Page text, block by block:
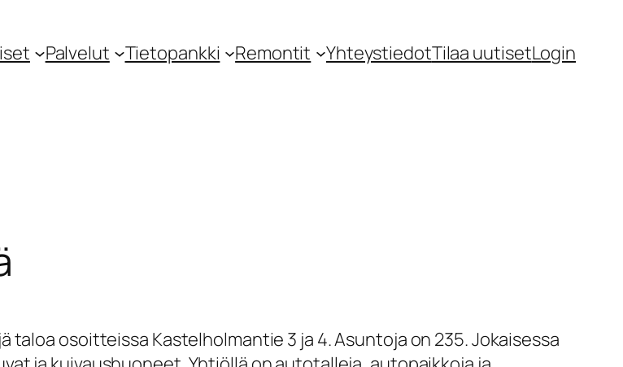
Palvelut Tietopankki Remontit YhteystiedotTilaa uutisetLogin
osoitteissa Kastelholmantie 3 ja 4. Asuntoja on 235. Jokaisessa